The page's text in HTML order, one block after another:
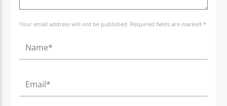
Your email address will not be published. Required fields are marked *